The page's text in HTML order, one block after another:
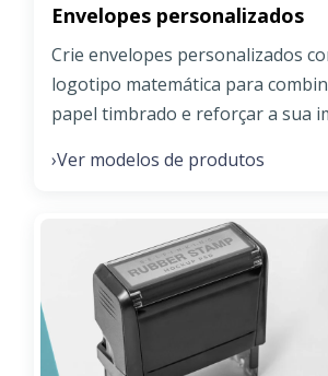
Envelopes personalizados
Crie envelopes personalizados
logotipo matemática para
papel timbrado e reforçar a sua
›Ver modelos de produtos